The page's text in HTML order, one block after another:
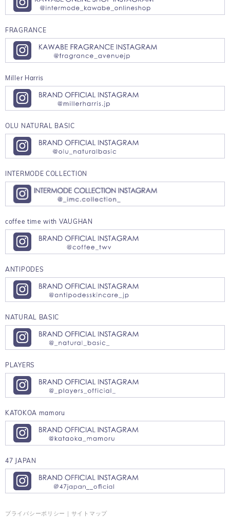
FRAGRANCE
Miller Harris
OLU NATURAL BASIC
INTERMODE COLLECTION
coffee time with VAUGHAN
ANTIPODES
NATURAL BASIC
PLAYERS
KATOKOA mamoru
47 JAPAN
プライバシーポリシー ｜ サイトマップ